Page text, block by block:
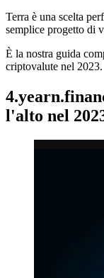
Terra è una scelta
semplice progetto di
È la nostra guida
criptovalute nel 2023.
l'alto nel